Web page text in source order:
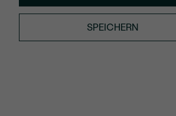
SPEICHERN
€ 589